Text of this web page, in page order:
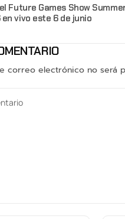
Future Games Show
en vivo este 6 de junio
correo electrónico no será